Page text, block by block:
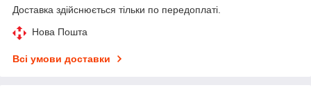
Доставка здійснюється тільки по передоплаті.
Нова Пошта
Всі умови доставки